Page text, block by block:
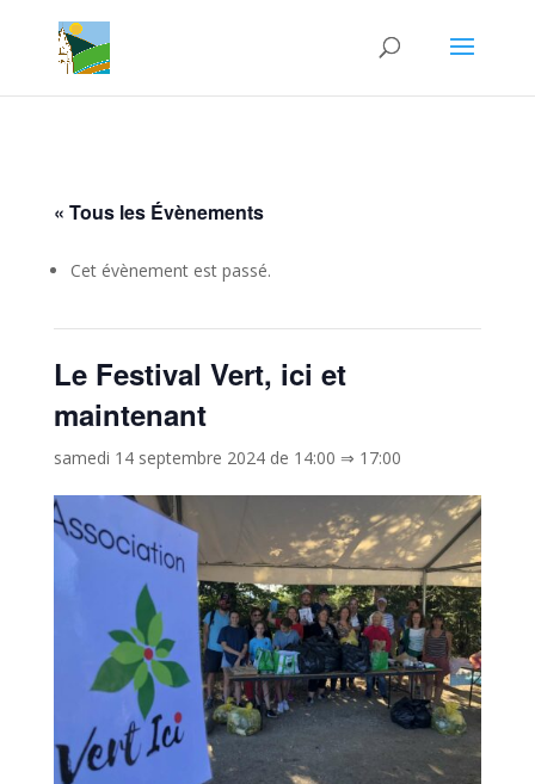
« Tous les Évènements
Cet évènement est passé.
Le Festival Vert, ici et
maintenant
samedi 14 septembre 2024 de 14:00 ⇒ 17:00